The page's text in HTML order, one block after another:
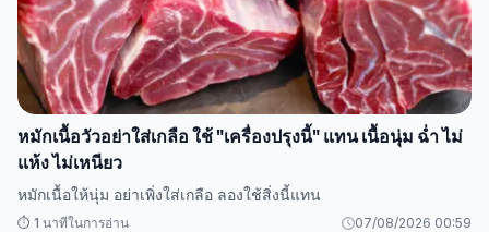
หมักเนื้อวัวอย่าใส่เกลือ ใช้ "เครื่องปรุงนี้" แทน เนื้อนุ่ม ฉ่ำ ไม่
แห้ง ไม่เหนียว
หมักเนื้อให้นุ่ม อย่าเพิ่งใส่เกลือ ลองใช้สิ่งนี้แทน
⏱️ 1 นาทีในการอ่าน 07/08/2026 00:59